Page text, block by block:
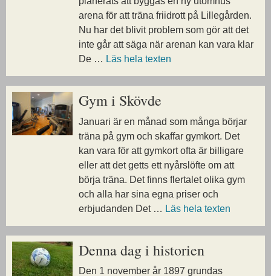
arena för att träna friidrott på Lillegården.
Nu har det blivit problem som gör att det
inte går att säga när arenan kan vara klar
De … Läs hela texten
Gym i Skövde
Januari är en månad som många börjar
träna på gym och skaffar gymkort. Det
kan vara för att gymkort ofta är billigare
eller att det getts ett nyårslöfte om att
börja träna. Det finns flertalet olika gym
och alla har sina egna priser och
erbjudanden Det … Läs hela texten
Denna dag i historien
Den 1 november år 1897 grundas